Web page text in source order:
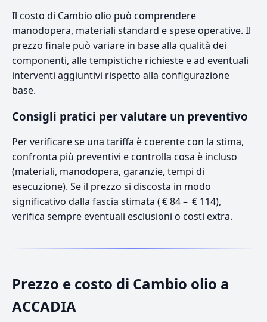
Il costo di Cambio olio può comprendere
manodopera, materiali standard e spese operative. Il
prezzo finale può variare in base alla qualità dei
componenti, alle tempistiche richieste e ad eventuali
interventi aggiuntivi rispetto alla configurazione
base.
Consigli pratici per valutare un preventivo
Per verificare se una tariffa è coerente con la stima,
confronta più preventivi e controlla cosa è incluso
(materiali, manodopera, garanzie, tempi di
esecuzione). Se il prezzo si discosta in modo
significativo dalla fascia stimata ( € 84 – € 114),
verifica sempre eventuali esclusioni o costi extra.
Prezzo e costo di Cambio olio a
ACCADIA